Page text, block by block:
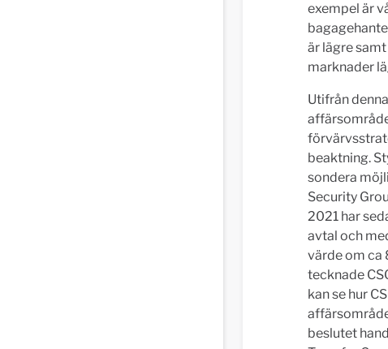
exempel är
är lägre
marknader
Utifrån
beaktning.
sondera
Security
2021 har
avtal och
värde om ca
tecknade
kan se hur
beslutet